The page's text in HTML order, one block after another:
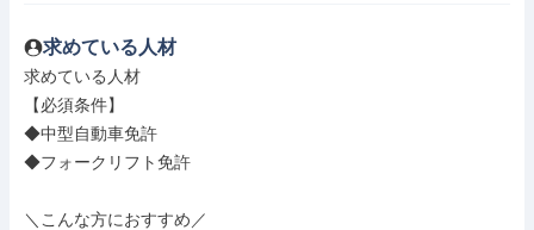
求めている人材
求めている人材
【必須条件】
◆中型自動車免許
◆フォークリフト免許
＼こんな方におすすめ／